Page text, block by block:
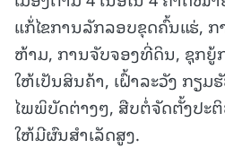
ແກ້່ໄຂການລັກລອບຂຸດຄົ້ນແຮ່,
ຫ້າມ, ການຈັບຈອງທີ່ດິນ, ຊຸກຍູ້
ໃຫ້ເປັນສິນຄ້າ, ເຝົ້າລະວັງ ກຽ
ໄພພິບັດຕ່າງໆ, ສືບຕໍ່ຈັດຕັ້ງປະ
ໃຫ້ມີຜົນສຳເລັດສູງ.